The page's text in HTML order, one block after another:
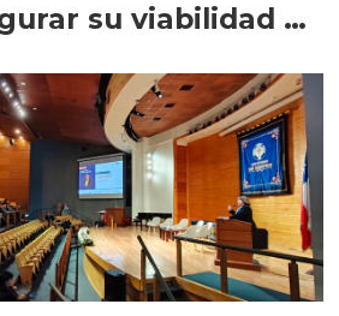
su viabilidad de